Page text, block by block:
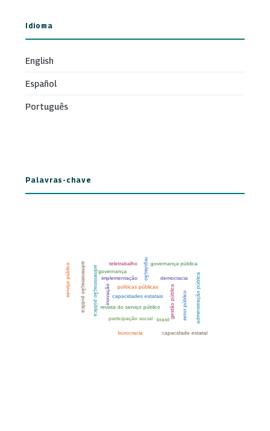
Idioma
English
Español
Português
Palavras-chave